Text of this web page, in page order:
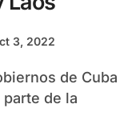
3, 2022
de la